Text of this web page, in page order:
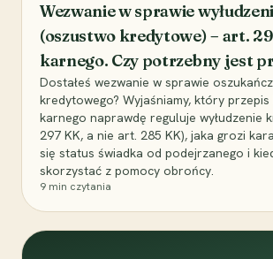
Wezwanie w sprawie
(oszustwo kredytowe) – art.
karnego. Czy potrzebny jest
Dostałeś wezwanie w sprawie
kredytowego? Wyjaśniamy, który przepis
karnego naprawdę reguluje wyłudzenie
297 KK, a nie art. 285 KK), jaka grozi
się status świadka od podejrzanego i
skorzystać z pomocy obrońcy.
9 min czytania